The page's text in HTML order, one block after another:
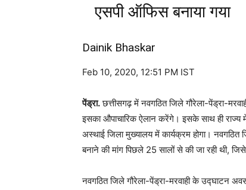
एसपी ऑफिस बनाया गया
Dainik Bhaskar
Feb 10, 2020, 12:51 PM IST
पेंड्रा.छत्तीसगढ़ में नवगठित जिले गौरेला-पेंड्रा-
इसका औपाचारिक ऐलान करेंगे। इसके साथ ही
अस्थाई जिला मुख्यालय में कार्यक्रम होगा। नवगठित
बनाने की मांग पिछले 25 सालों से की जा रही थी,
नवगठित जिले गौरेला-पेंड्रा-मरवाही के उद्घाटन